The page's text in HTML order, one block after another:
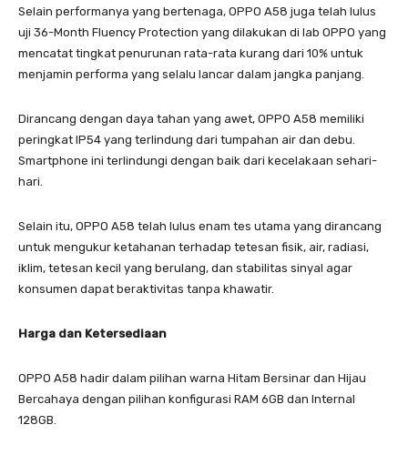
Selain performanya yang bertenaga, OPPO A58 juga telah lulus
uji 36-Month Fluency Protection yang dilakukan di lab OPPO yang
mencatat tingkat penurunan rata-rata kurang dari 10% untuk
menjamin performa yang selalu lancar dalam jangka panjang.
Dirancang dengan daya tahan yang awet, OPPO A58 memiliki
peringkat IP54 yang terlindung dari tumpahan air dan debu.
Smartphone ini terlindungi dengan baik dari kecelakaan sehari-
hari.
Selain itu, OPPO A58 telah lulus enam tes utama yang dirancang
untuk mengukur ketahanan terhadap tetesan fisik, air, radiasi,
iklim, tetesan kecil yang berulang, dan stabilitas sinyal agar
konsumen dapat beraktivitas tanpa khawatir.
Harga dan Ketersediaan
OPPO A58 hadir dalam pilihan warna Hitam Bersinar dan Hijau
Bercahaya dengan pilihan konfigurasi RAM 6GB dan Internal
128GB.